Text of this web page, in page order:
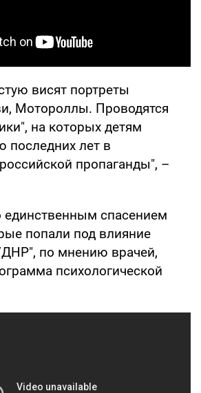
висят портреты
Мотороллы. Проводятся
на которых детям
последних лет в
пропаганды", –
единственным спасением
попали под влияние
по мнению врачей,
психологической